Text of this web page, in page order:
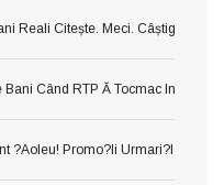
Reali Citește. Meci. Câștigă!
Bani Când RTP Ă Tocmac Inalt ?a!
?aoleu! Promo?ii Urmari?i